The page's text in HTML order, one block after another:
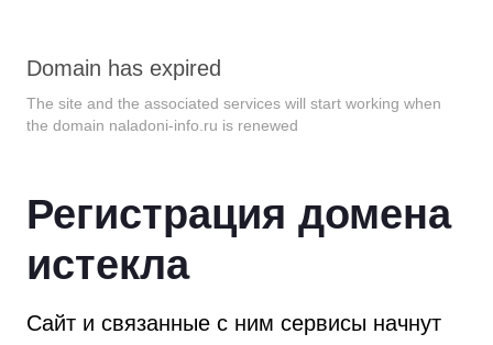
Domain has expired
The site and the associated services will start working when
the domain naladoni-info.ru is renewed
Регистрация домена
истекла
Сайт и связанные с ним сервисы начнут